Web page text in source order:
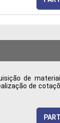
de
de
de